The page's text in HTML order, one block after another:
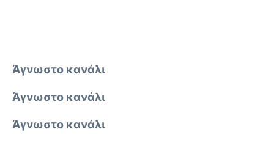
Άγνωστο κανάλι
Άγνωστο κανάλι
Άγνωστο κανάλι